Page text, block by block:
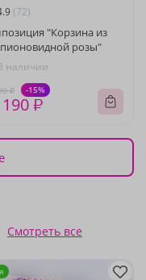
(72)
"Корзина из
пионовидной розы"
наличии
₽ -15%
₽
Смотреть все